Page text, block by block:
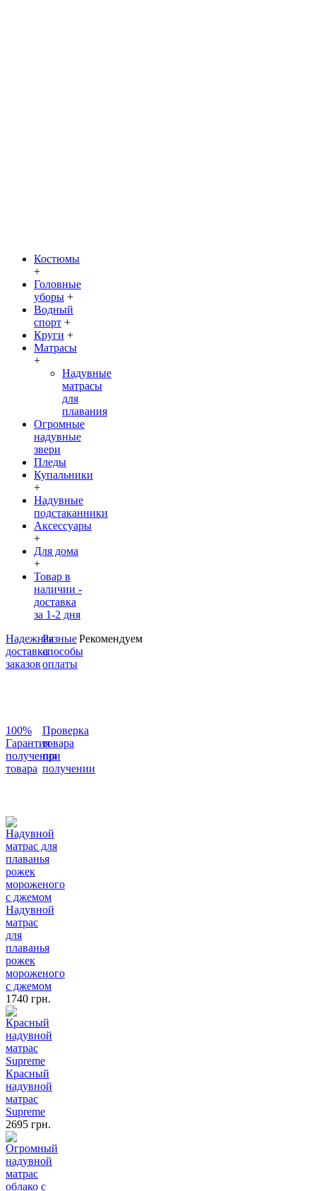
Костюмы
+
Головные
уборы +
Водный
спорт +
Круги +
Матрасы
+
Надувные
матрасы
для
плавания
Огромные
надувные
звери
Пледы
Купальники
+
Надувные
подстаканники
Аксессуары
+
Для дома
+
Товар в
наличии -
доставка
за 1-2 дня
Надежная
доставка
заказов
Разные
способы
оплаты
100%
Гарантия
получения
товара
Проверка
товара
при
получении
Рекомендуем
Надувной
матрас
для
плаванья
рожек
мороженого
с джемом
1740 грн.
Красный
надувной
матрас
Supreme
2695 грн.